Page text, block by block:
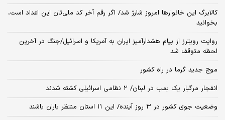
کالابرگ این خانوارها امروز شارژ شد/ اگر رقم آخر کد ملی‌تان این اعداد است،
بخوانید
روایت رویترز از پیام هشدارآمیز ایران به آمریکا و اسرائیل/جنگ در آخرین
لحظه متوقف شد
موج جدید گرما در راه کشور
انفجار مرگبار یک بمب در لبنان/ ۲ نظامی اسرائیلی کشته شدند
وضعیت جوی کشور در ۳ روز آینده/ این ۱۱ استان منتظر باران باشند